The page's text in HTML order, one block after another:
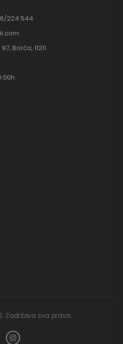
224 544
Borča, 11211
Zadržava sva prava.